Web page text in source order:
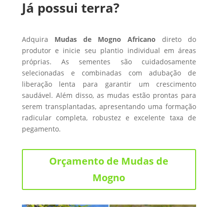
Já possui terra?
Adquira Mudas de Mogno Africano direto do
produtor e inicie seu plantio individual em áreas
próprias. As sementes são cuidadosamente
selecionadas e combinadas com adubação de
liberação lenta para garantir um crescimento
saudável. Além disso, as mudas estão prontas para
serem transplantadas, apresentando uma formação
radicular completa, robustez e excelente taxa de
pegamento.
Orçamento de Mudas de
Mogno